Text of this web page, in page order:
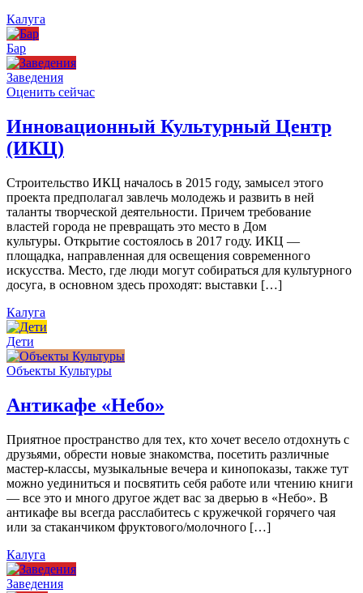
Калуга
Бар
Заведения
Оценить сейчас
Инновационный Культурный Центр
(ИКЦ)
Строительство ИКЦ началось в 2015 году, замысел этого
проекта предполагал завлечь молодежь и развить в ней
таланты творческой деятельности. Причем требование
властей города не превращать это место в Дом
культуры. Открытие состоялось в 2017 году. ИКЦ —
площадка, направленная для освещения современного
искусства. Место, где люди могут собираться для культурного
досуга, в основном здесь проходят: выставки […]
Калуга
Дети
Объекты Культуры
Антикафе «Небо»
Приятное пространство для тех, кто хочет весело отдохнуть с
друзьями, обрести новые знакомства, посетить различные
мастер-классы, музыкальные вечера и кинопоказы, также тут
можно уединиться и посвятить себя работе или чтению книги
— все это и много другое ждет вас за дверью в «Небо». В
антикафе вы всегда расслабитесь с кружечкой горячего чая
или за стаканчиком фруктового/молочного […]
Калуга
Заведения